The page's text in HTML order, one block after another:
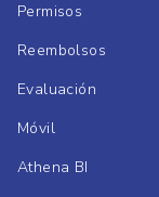
Permisos
Reembolsos
Evaluación
Móvil
Athena BI